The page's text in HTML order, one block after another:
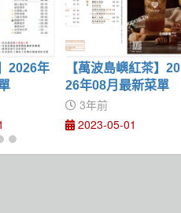
2026年
【萬波島嶼紅茶】20
26年08月最新菜單
3年前
2023-05-01